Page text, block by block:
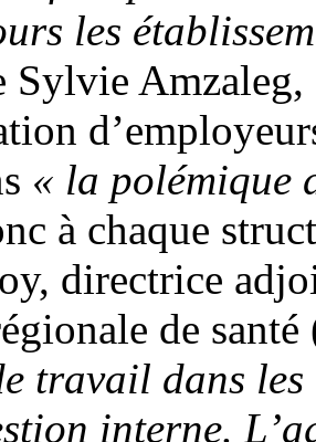
les
Sylvie
« la polémique
à chaque
directrice
de
travail dans
interne.